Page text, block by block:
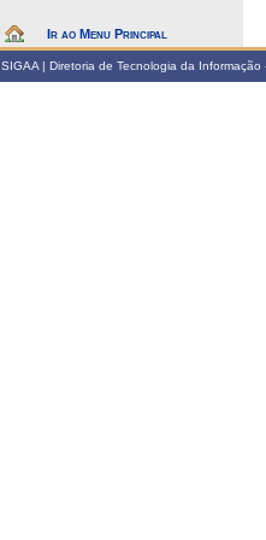
Ir ao Menu Principal
SIGAA | Diretoria de Tecnologia da